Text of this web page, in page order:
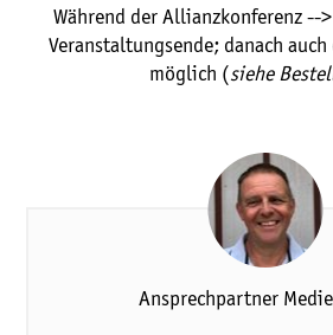
Während der Allianzkonferenz --
Veranstaltungsende; danach
möglich (siehe
Ansprechpartner